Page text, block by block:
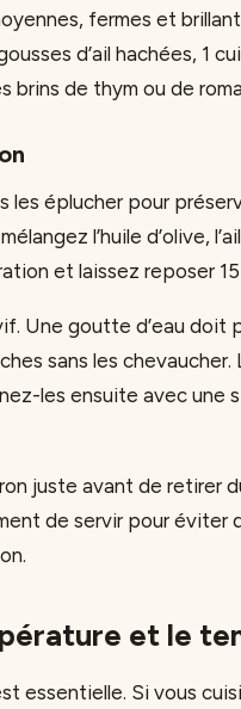
fermes et
d’ail hachées, 1
brins de thym ou de
les éplucher pour
l’huile d’olive,
et laissez reposer
Une goutte d’eau doit
sans les
les ensuite avec une
juste avant de retirer
de servir pour éviter
et le
essentielle. Si vous